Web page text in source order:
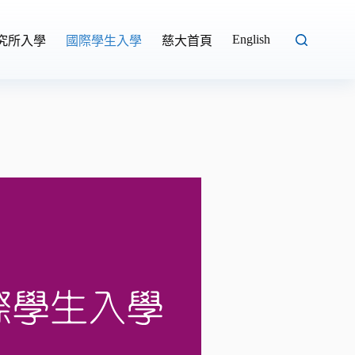
所入學 國際學生入學 慈大首頁 English